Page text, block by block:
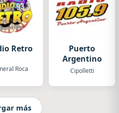
Retro
Roca
Puerto
Argentino
Cipolletti
más